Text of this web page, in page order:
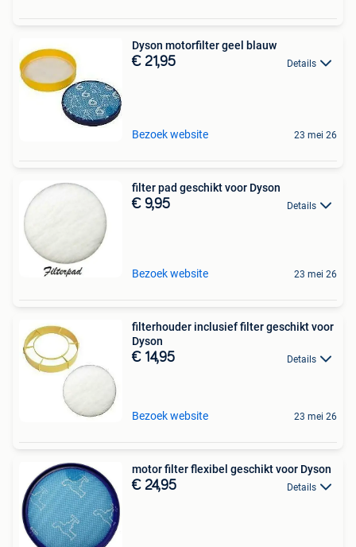
Dyson motorfilter geel blauw
€ 21,95 Details
Bezoek website 23 mei 26
filter pad geschikt voor Dyson
€ 9,95 Details
Bezoek website 23 mei 26
filterhouder inclusief filter geschikt voor
Dyson
€ 14,95 Details
Bezoek website 23 mei 26
motor filter flexibel geschikt voor Dyson
€ 24,95 Details